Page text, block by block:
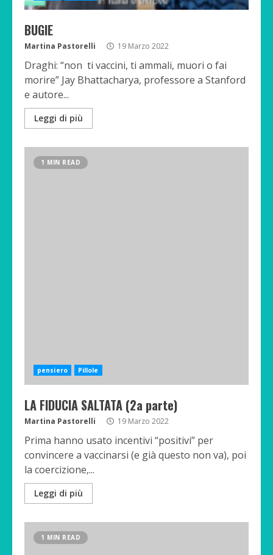
BUGIE
Martina Pastorelli 19 Marzo 2022
Draghi: “non ti vaccini, ti ammali, muori o fai
morire” Jay Bhattacharya, professore a Stanford
e autore...
Leggi di più
1 MIN READ
pensiero Pillole
LA FIDUCIA SALTATA (2a parte)
Martina Pastorelli 19 Marzo 2022
Prima hanno usato incentivi “positivi” per
convincere a vaccinarsi (e già questo non va), poi
la coercizione,...
Leggi di più
1 MIN READ